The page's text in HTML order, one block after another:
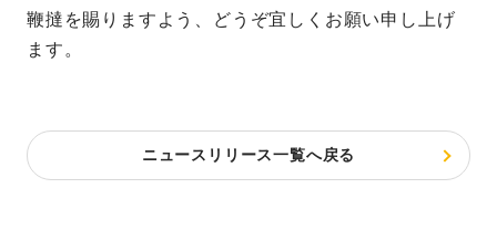
鞭撻を賜りますよう、どうぞ宜しくお願い申し上げ
ます。
ニュースリリース一覧へ戻る